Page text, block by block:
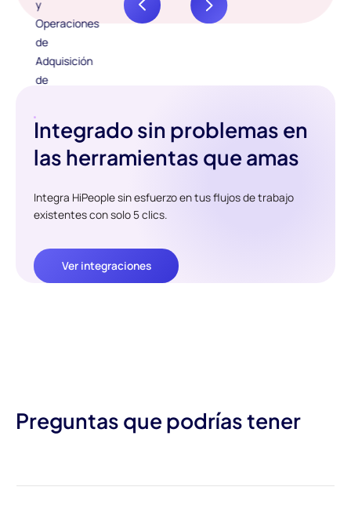
Integrado sin problemas en
las herramientas que amas
Integra HiPeople sin esfuerzo en tus flujos de trabajo
existentes con solo 5 clics.
Ver integraciones
Preguntas que podrías tener